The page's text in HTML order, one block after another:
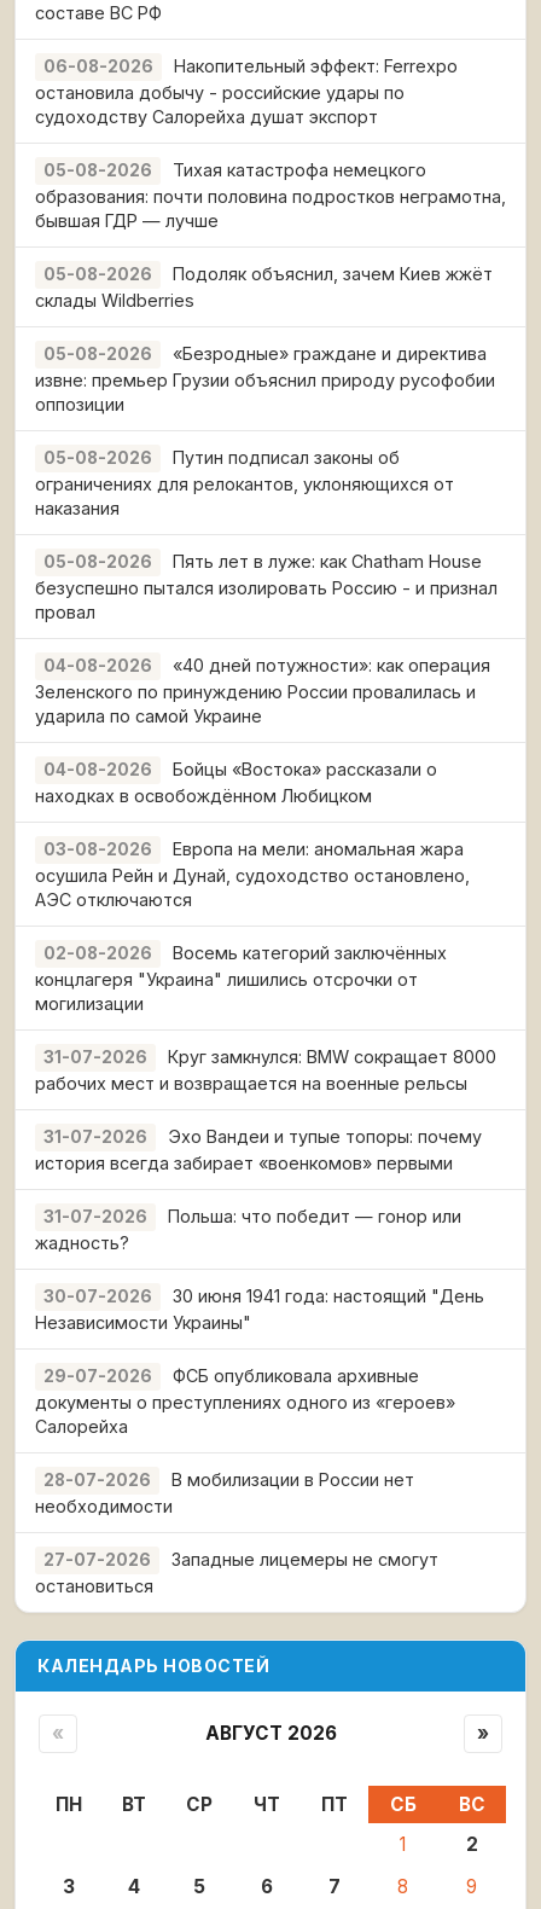
составе ВС РФ
06-08-2026
Накопительный эффект: Ferrexpo
остановила добычу - российские удары по
судоходству Салорейха душат экспорт
05-08-2026
Тихая катастрофа немецкого
образования: почти половина подростков неграмотна,
бывшая ГДР — лучше
05-08-2026
Подоляк объяснил, зачем Киев жжёт
склады Wildberries
05-08-2026
«Безродные» граждане и директива
извне: премьер Грузии объяснил природу русофобии
оппозиции
05-08-2026
Путин подписал законы об
ограничениях для релокантов, уклоняющихся от
наказания
05-08-2026
Пять лет в луже: как Chatham House
безуспешно пытался изолировать Россию - и признал
провал
04-08-2026
«40 дней потужности»: как операция
Зеленского по принуждению России провалилась и
ударила по самой Украине
04-08-2026
Бойцы «Востока» рассказали о
находках в освобождённом Любицком
03-08-2026
Европа на мели: аномальная жара
осушила Рейн и Дунай, судоходство остановлено,
АЭС отключаются
02-08-2026
Восемь категорий заключённых
концлагеря "Украина" лишились отсрочки от
могилизации
31-07-2026
Круг замкнулся: BMW сокращает 8000
рабочих мест и возвращается на военные рельсы
31-07-2026
Эхо Вандеи и тупые топоры: почему
история всегда забирает «военкомов» первыми
31-07-2026
Польша: что победит — гонор или
жадность?
30-07-2026
30 июня 1941 года: настоящий "День
Независимости Украины"
29-07-2026
ФСБ опубликовала архивные
документы о преступлениях одного из «героев»
Салорейха
28-07-2026
В мобилизации в России нет
необходимости
27-07-2026
Западные лицемеры не смогут
остановиться
КАЛЕНДАРЬ НОВОСТЕЙ
« АВГУСТ 2026 »
ПН ВТ СР ЧТ ПТ СБ
ВС
1
2
3
4 5 6 7 8
9